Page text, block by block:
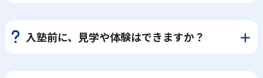
入塾前に、見学や体験はできますか？